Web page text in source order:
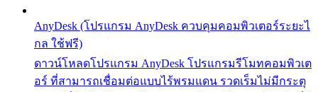
AnyDesk (โปรแกรม AnyDesk ควบคุมคอมพิวเตอร์ระยะไ
กล ใช้ฟรี)
ดาวน์โหลดโปรแกรม AnyDesk โปรแกรมรีโมทคอมพิวเต
อร์ ที่สามารถเชื่อมต่อแบบไร้พรมแดน รวดเร็มไม่มีกระตุ